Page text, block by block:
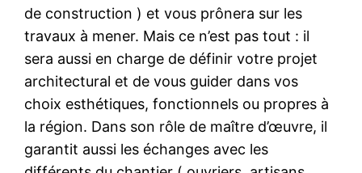
de construction ) et vous prônera sur les
travaux à mener. Mais ce n’est pas tout : il
sera aussi en charge de définir votre projet
architectural et de vous guider dans vos
choix esthétiques, fonctionnels ou propres à
la région. Dans son rôle de maître d’œuvre, il
garantit aussi les échanges avec les